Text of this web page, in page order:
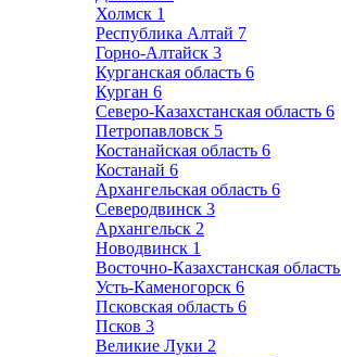
Холмск 1
Республика Алтай 7
Горно-Алтайск 3
Курганская область 6
Курган 6
Северо-Казахстанская область 6
Петропавловск 5
Костанайская область 6
Костанай 6
Архангельская область 6
Северодвинск 3
Архангельск 2
Новодвинск 1
Восточно-Казахстанская область
Усть-Каменогорск 6
Псковская область 6
Псков 3
Великие Луки 2